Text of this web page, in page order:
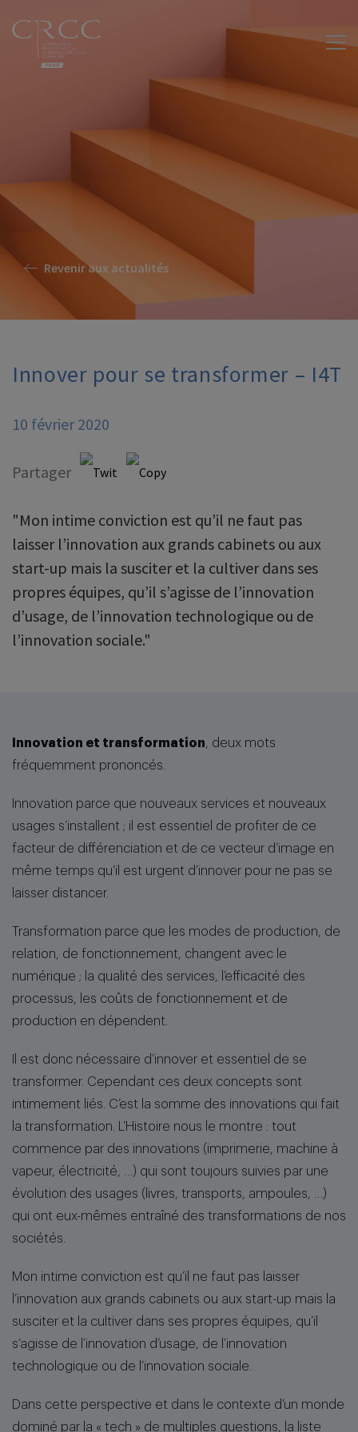
Revenir aux actualités
Innover pour se transformer – I4T
10 février 2020
Partager
"Mon intime conviction est qu’il ne faut pas
laisser l’innovation aux grands cabinets ou aux
start-up mais la susciter et la cultiver dans ses
propres équipes, qu’il s’agisse de l’innovation
d’usage, de l’innovation technologique ou de
l’innovation sociale."
Innovation et transformation , deux mots
fréquemment prononcés.
Innovation parce que nouveaux services et nouveaux
usages s’installent ; il est essentiel de profiter de ce
facteur de différenciation et de ce vecteur d’image en
même temps qu’il est urgent d’innover pour ne pas se
laisser distancer.
Transformation parce que les modes de production, de
relation, de fonctionnement, changent avec le
numérique ; la qualité des services, l’efficacité des
processus, les coûts de fonctionnement et de
production en dépendent.
Il est donc nécessaire d’innover et essentiel de se
transformer. Cependant ces deux concepts sont
intimement liés. C’est la somme des innovations qui fait
la transformation. L’Histoire nous le montre : tout
commence par des innovations (imprimerie, machine à
vapeur, électricité, …) qui sont toujours suivies par une
évolution des usages (livres, transports, ampoules, …)
qui ont eux-mêmes entraîné des transformations de nos
sociétés.
Mon intime conviction est qu’il ne faut pas laisser
l’innovation aux grands cabinets ou aux start-up mais la
susciter et la cultiver dans ses propres équipes, qu’il
s’agisse de l’innovation d’usage, de l’innovation
technologique ou de l’innovation sociale.
Dans cette perspective et dans le contexte d’un monde
dominé par la « tech » de multiples questions, la liste